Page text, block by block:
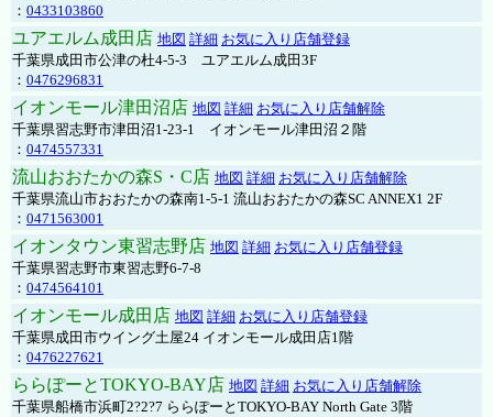
： 0433103860
ユアエルム成田店 地図 詳細 お気に入り店舗登録
千葉県成田市公津の杜4-5-3 ユアエルム成田3F
： 0476296831
イオンモール津田沼店 地図 詳細 お気に入り店舗解除
千葉県習志野市津田沼1-23-1 イオンモール津田沼２階
： 0474557331
流山おおたかの森S・C店 地図 詳細 お気に入り店舗解除
千葉県流山市おおたかの森南1-5-1 流山おおたかの森SC ANNEX1 2F
： 0471563001
イオンタウン東習志野店 地図 詳細 お気に入り店舗登録
千葉県習志野市東習志野6-7-8
： 0474564101
イオンモール成田店 地図 詳細 お気に入り店舗登録
千葉県成田市ウイング土屋24 イオンモール成田店1階
： 0476227621
ららぽーとTOKYO-BAY店 地図 詳細 お気に入り店舗解除
千葉県船橋市浜町2?2?7 ららぽーとTOKYO-BAY North Gate 3階